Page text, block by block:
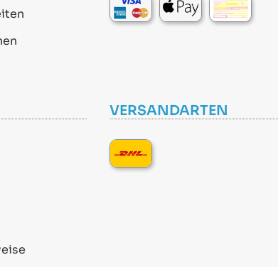
VERSANDARTEN